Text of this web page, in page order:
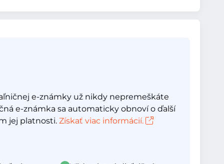
e-známky už nikdy nepremeškáte
e-známka sa automaticky obnoví o ďalší
jej platnosti. Získať viac informácií.